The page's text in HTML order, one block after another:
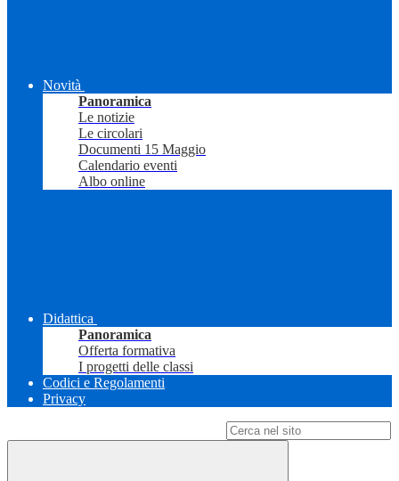
Novità
Panoramica
Le notizie
Le circolari
Documenti 15 Maggio
Calendario eventi
Albo online
Didattica
Panoramica
Offerta formativa
I progetti delle classi
Codici e Regolamenti
Privacy